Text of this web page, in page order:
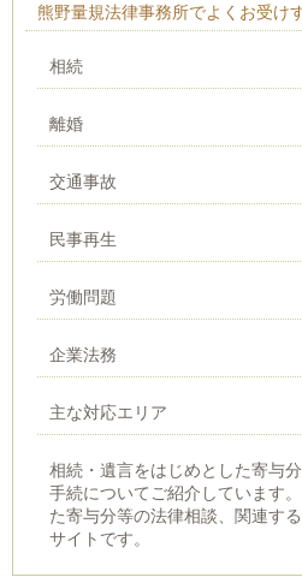
熊野量規法律事務所でよくお受け
相続
離婚
交通事故
民事再生
労働問題
企業法務
主な対応エリア
相続・遺言をはじめとした寄与
手続についてご紹介しています
た寄与分等の法律相談、関連す
サイトです。